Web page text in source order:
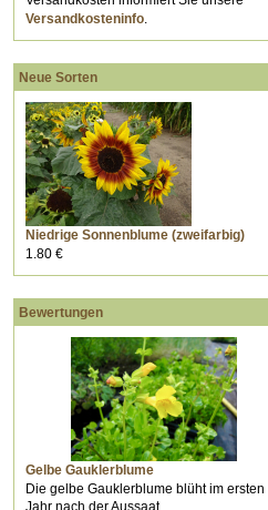
Versandkosteninfo.
Neue Sorten
Niedrige Sonnenblume (zweifarbig)
1.80 €
Bewertungen
Gelbe Gauklerblume
Die gelbe Gauklerblume blüht im ersten
Jahr nach der Aussaat...